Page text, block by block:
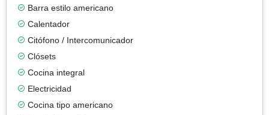
Barra estilo americano
Calentador
Citófono / Intercomunicador
Clósets
Cocina integral
Electricidad
Cocina tipo americano